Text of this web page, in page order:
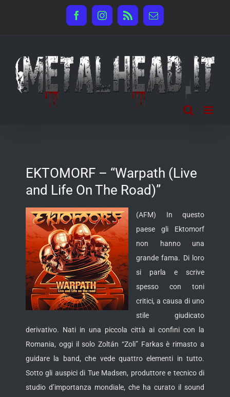
FacebookInstagram
Rss Email
EKTOMORF – “Warpath (Live
and Life On The Road)”
(AFM) In questo
paese gli Ektomorf
non hanno una
grande fama. Di loro
si parla e scrive
spesso con toni
critici, a causa di uno
stile giudicato
derivativo. Nati in una piccola città ai confini con la
Romania, oggi il solo Zoltán “Zoli” Farkas è rimasto a
guidare la band, che vede quattro elementi in tutto.
Sotto gli auspici di Tue Madsen, produttore e tecnico di
studio d’importanza mondiale, che ha curato il sound